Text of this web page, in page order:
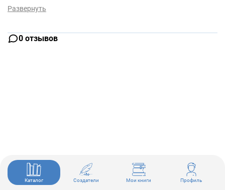
Куприн «Барбос и Жулька»; А.Т. Аверченко «Знаток женского
СОЮЗ
Развернуть
0 отзывов
Каталог Создатели Мои книги Профиль